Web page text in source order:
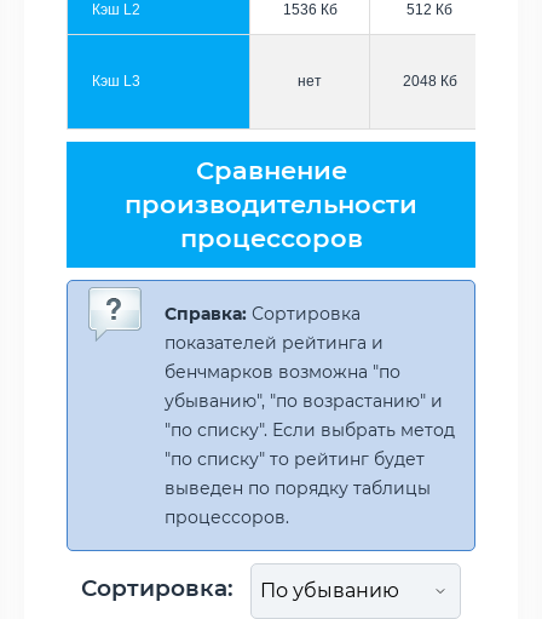
Кэш L2 1536 Кб 512 Кб
Кэш L3 нет 2048 Кб
Сравнение
производительности
процессоров
Справка: Сортировка
показателей рейтинга и
бенчмарков возможна "по
убыванию", "по возрастанию" и
"по списку". Если выбрать метод
"по списку" то рейтинг будет
выведен по порядку таблицы
процессоров.
Сортировка: